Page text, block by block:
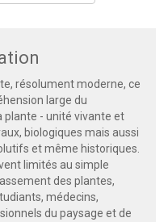
résolument moderne, ce
large du
plante - unité vivante et
biologiques mais aussi
et même historiques.
limités au simple
des plantes,
médecins,
du paysage et de